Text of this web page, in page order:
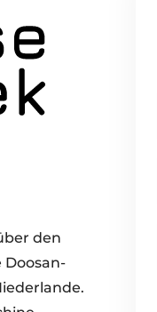
den
Doosan-